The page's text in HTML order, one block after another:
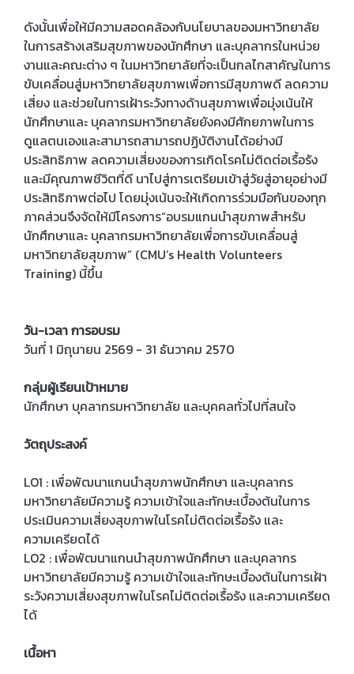
ดังนั้นเพื่อให้มีความสอดคล้องกับนโยบาลของมหาวิทยาลัย
ในการสร้างเสริมสุขภาพของนักศึกษา และบุคลากรในหน่วย
งานและคณะต่าง ๆ ในมหาวิทยาลัยที่จะเป็นกลไกสาคัญในการ
ขับเคลื่อนสู่มหาวิทยาลัยสุขภาพเพื่อการมีสุขภาพดี ลดความ
เสี่ยง และช่วยในการเฝ้าระวังทางด้านสุขภาพเพื่อมุ่งเน้นให้
นักศึกษาและ บุคลากรมหาวิทยาลัยยังคงมีศักยภาพในการ
ดูแลตนเองและสามารถสามารถปฏิบัติงานได้อย่างมี
ประสิทธิภาพ ลดความเสี่ยงของการเกิดโรคไม่ติดต่อเรื้อรัง
และมีคุณภาพชีวิตที่ดี นาไปสู่การเตรียมเข้าสู่วัยสู่อายุอย่างมี
ประสิทธิภาพต่อไป โดยมุ่งเน้นจะให้เกิดการร่วมมือกันของทุก
ภาคส่วนจึงจัดให้มีโครงการ“อบรมแกนนำสุขภาพสำหรับ
นักศึกษาและ บุคลากรมหาวิทยาลัยเพื่อการขับเคลื่อนสู่
มหาวิทยาลัยสุขภาพ” (CMU’s Health Volunteers
Training) นี้ขึ้น
วัน-เวลา การอบรม
วันที่ 1 มิถุนายน 2569 - 31 ธันวาคม 2570
กลุ่มผู้เรียนเป้าหมาย
นักศึกษา บุคลากรมหาวิทยาลัย และบุคคลทั่วไปที่สนใจ
วัตถุประสงค์
LO1 : เพื่อพัฒนาแกนนำสุขภาพนักศึกษา และบุคลากร
มหาวิทยาลัยมีความรู้ ความเข้าใจและทักษะเบื้องต้นในการ
ประเมินความเสี่ยงสุขภาพในโรคไม่ติดต่อเรื้อรัง และ
ความเครียดได้
LO2 : เพื่อพัฒนาแกนนำสุขภาพนักศึกษา และบุคลากร
มหาวิทยาลัยมีความรู้ ความเข้าใจและทักษะเบื้องต้นในการเฝ้า
ระวังความเสี่ยงสุขภาพในโรคไม่ติดต่อเรื้อรัง และความเครียด
ได้
เนื้อหา